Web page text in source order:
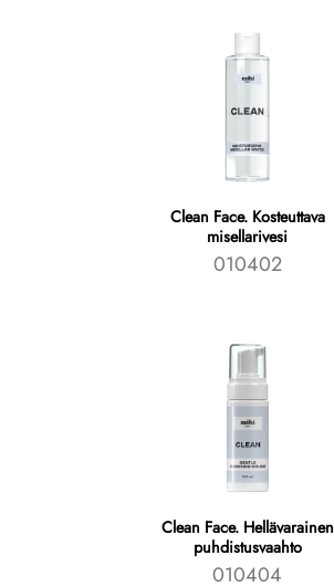
Clean Face. Kosteuttava
misellarivesi
010402
Clean Face. Hellävarainen
puhdistusvaahto
010404